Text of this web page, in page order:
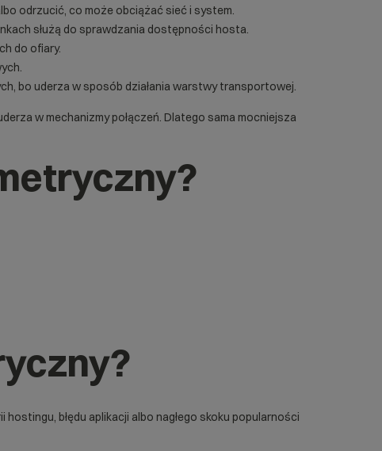
odrzucić, co może obciążać sieć i system.
służą do sprawdzania dostępności hosta.
do ofiary.
bo uderza w sposób działania warstwy transportowej.
w mechanizmy połączeń. Dlatego sama mocniejsza
błędu aplikacji albo nagłego skoku popularności